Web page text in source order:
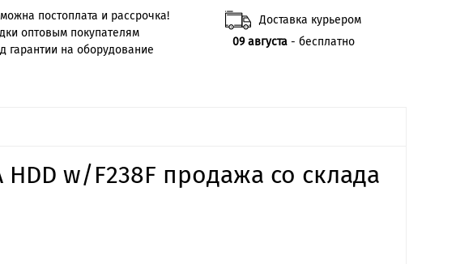
постоплата и рассрочка!
оптовым покупателям
гарантии на оборудование
Доставка курьером
09 августа- бесплатно
HDD w/F238F продажа со склада